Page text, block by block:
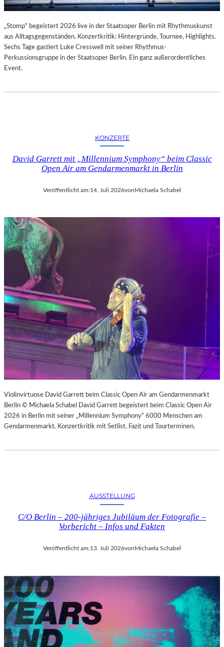
„Stomp“ begeistert 2026 live in der Staatsoper Berlin mit Rhythmuskunst
aus Alltagsgegenständen. Konzertkritik: Hintergründe, Tournee, Highlights.
Sechs Tage gastiert Luke Cresswell mit seiner Rhythmus-
Perkussionsgruppe in der Staatsoper Berlin. Ein ganz außerordentliches
Event.
KONZERTE
David Garrett mit „Millennium Symphony“ beim Classic
Open Air am Gendarmenmarkt in Berlin
Veröffentlicht am:14. Juli 2026vonMichaela Schabel
Violinvirtuose David Garrett beim Classic Open Air am Gendarmenmarkt
Berlin © Michaela Schabel David Garrett begeistert beim Classic Open Air
2026 in Berlin mit seiner „Millennium Symphony“ 6000 Menschen am
Gendarmenmarkt. Konzertkritik mit Setlist, Fazit und Tourterminen.
AUSSTELLUNG
C/O Berlin – 200-jähriges Jubiläum der Fotografie –
Vorbericht – Infos und Fakten
Veröffentlicht am:13. Juli 2026von Michaela Schabel